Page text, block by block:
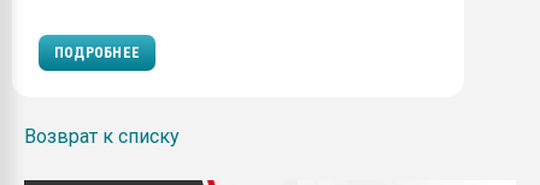
ПОДРОБНЕЕ
Возврат к списку